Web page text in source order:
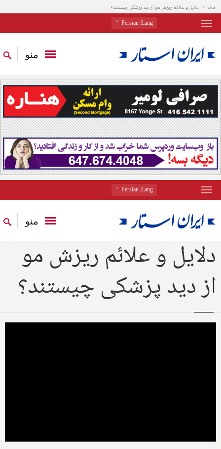
خانه دلایل و علائم ریزش مو از دید پزشکی چیستند؟
Lang
: Persian
منو
Lang
: Persian
منو
دلایل و علائم ریزش مو
از دید پزشکی چیستند؟